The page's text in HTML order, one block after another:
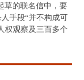
草的联名信中，要
手段“并不构成可
权观察及三百多个